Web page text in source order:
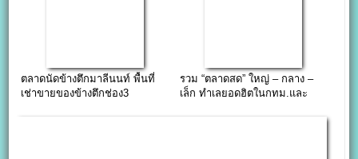
ตลาดนัดข้างตึกมาลีนนท์ พื้นที่
เช่าขายของข้างตึกช่อง3
รวม “ตลาดสด” ใหญ่ – กลาง –
เล็ก ทำเลยอดฮิตในกทม.และ